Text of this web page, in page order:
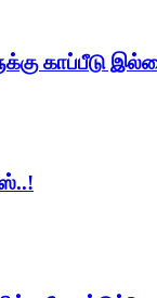
காப்பீடு